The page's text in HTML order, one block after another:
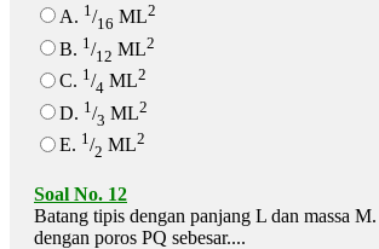
A. 1/16 ML2
B. 1 /12 ML2
C. 1/4 ML2
D. 1 /3 ML2
E. 1/2 ML2
Soal No. 12
Batang tipis dengan panjang L dan massa
dengan poros PQ sebesar....